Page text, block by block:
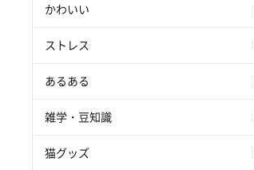
かわいい
ストレス
あるある
雑学・豆知識
猫グッズ